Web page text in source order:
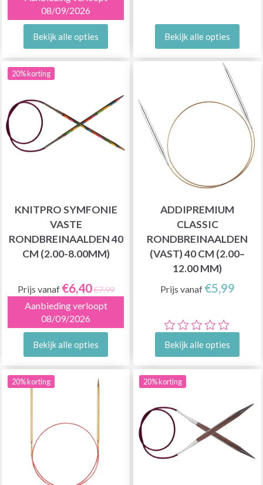
08/09/2026
Bekijk alle opties Bekijk alle opties
20% korting
KNITPRO SYMFONIE
VASTE
RONDBREINAALDEN 40
CM (2.00-8.00MM)
Prijs vanaf €6,40€7,99
Aanbieding verloopt
08/09/2026
Bekijk alle opties
ADDIPREMIUM
CLASSIC
RONDBREINAALDEN
(VAST) 40 CM (2.00–
12.00 MM)
Prijs vanaf €5,99
Bekijk alle opties
20% korting 20% korting